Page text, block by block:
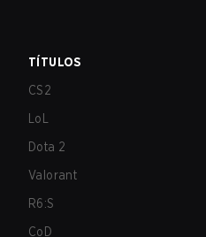
TÍTULOS
CS2
LoL
Dota 2
Valorant
R6:S
CoD